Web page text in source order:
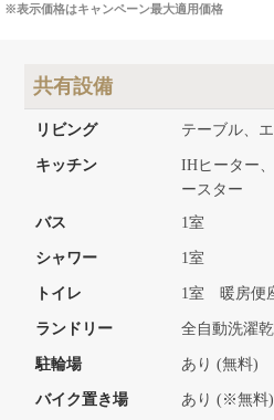
※表示価格はキャンペーン最大適用価格
共有設備
リビング テーブル、
キッチン
IHヒーター
ースター
バス
1室
シャワー 1室
トイレ 1室 暖房便
ランドリー 全自動洗濯
駐輪場 あり (無料)
バイク置き場 あり (※無料)